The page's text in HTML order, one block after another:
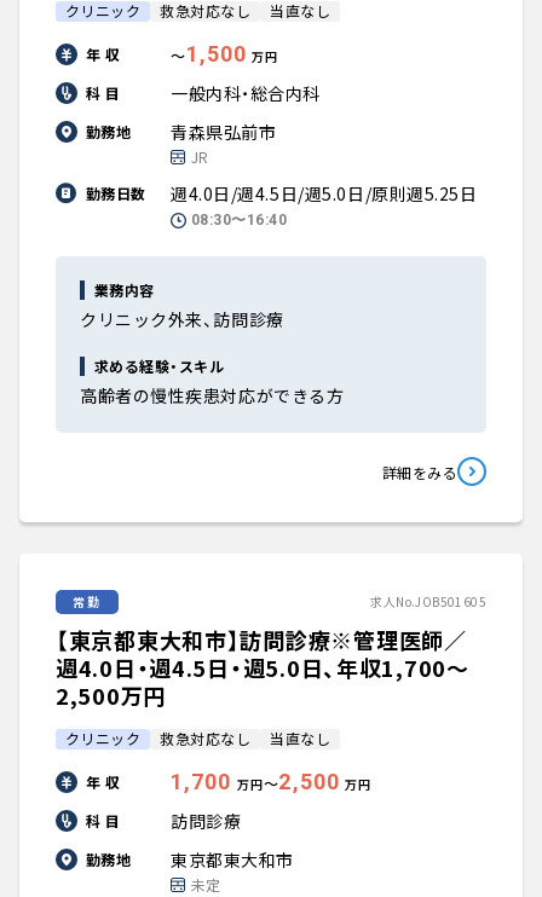
クリニック 救急対応なし 当直なし
年 収 〜1,500 万円
科 目 一般内科・総合内科
勤務地 青森県弘前市
JR
勤務日数
週4.0日/週4.5日/週5.0日/原則週5.25日
08:30〜16:40
業務内容
クリニック外来、訪問診療
求める経験・スキル
高齢者の慢性疾患対応ができる方
詳細をみる
常勤 求人No.JOB501605
【東京都東大和市】訪問診療※管理医師／
週4.0日・週4.5日・週5.0日、年収1,700〜
2,500万円
クリニック 救急対応なし 当直なし
年 収 1,700 万円〜2,500 万円
科 目 訪問診療
勤務地 東京都東大和市
未定